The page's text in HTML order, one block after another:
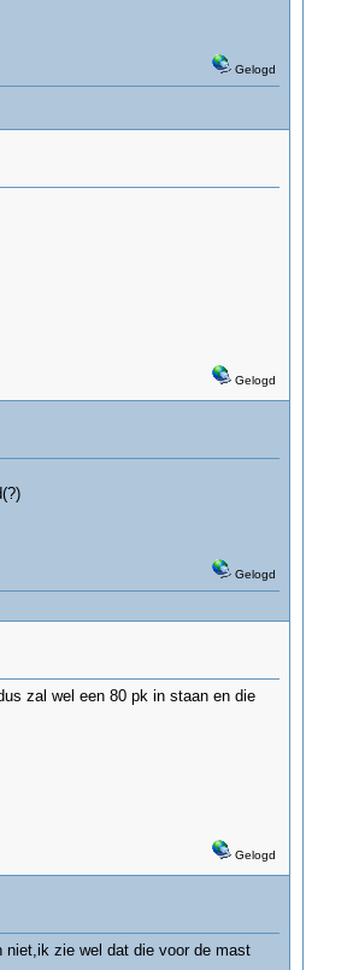
Gelogd
Gelogd
Gelogd
zal wel een 80 pk in staan en die
Gelogd
niet,ik zie wel dat die voor de mast